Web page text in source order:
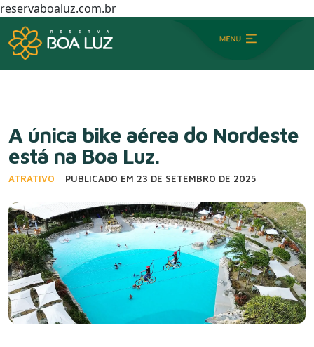
reservaboaluz.com.br
A única bike aérea do Nordeste
está na Boa Luz.
ATRATIVO PUBLICADO EM 23 DE SETEMBRO DE 2025